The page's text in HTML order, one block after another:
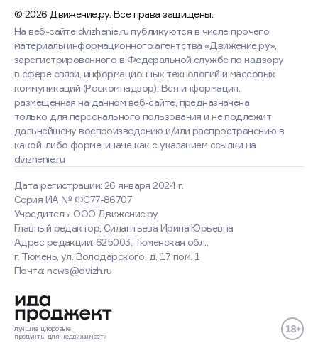
© 2026 Движение.ру. Все права защищены.
Дата регистрации: 26 января 2024 г.
Серия ИА № ФС77-86707
Учредитель: ООО Движение.ру
Главный редактор: Силантьева Ирина Юрьевна
Адрес редакции: 625003, Тюменская обл.,
г. Тюмень, ул. Володарского, д. 17, пом. 1
Почта: news@dvizh.ru
На веб-сайте dvizhenie.ru публикуются в числе прочего
материалы информационного агентства «Движение.ру»,
зарегистрированного в Федеральной службе по надзору
в сфере связи, информационных технологий и массовых
коммуникаций (Роскомнадзор). Вся информация,
размещенная на данном веб-сайте, предназначена
только для персонального пользования и не подлежит
дальнейшему воспроизведению и/или распространению в
какой-либо форме, иначе как с указанием ссылки на
dvizhenie.ru
лучшие цифровые
продукты для недвижимости